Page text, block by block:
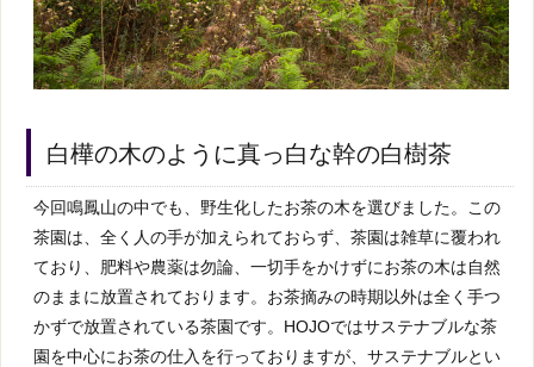
白樺の木のように真っ白な幹の白樹茶
今回鳴鳳山の中でも、野生化したお茶の木を選びました。この
茶園は、全く人の手が加えられておらず、茶園は雑草に覆われ
ており、肥料や農薬は勿論、一切手をかけずにお茶の木は自然
のままに放置されております。お茶摘みの時期以外は全く手つ
かずで放置されている茶園です。HOJOではサステナブルな茶
園を中心にお茶の仕入を行っておりますが、サステナブルとい